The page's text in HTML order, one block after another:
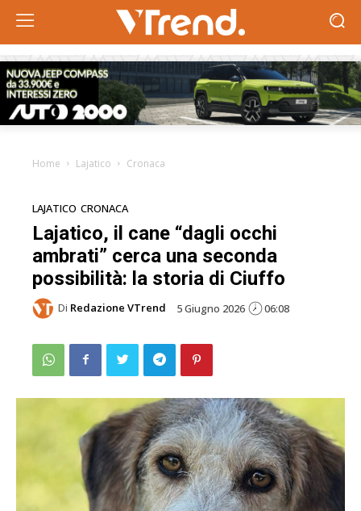
Home Lajatico Cronaca
LAJATICO CRONACA
Lajatico, il cane “dagli occhi
ambrati” cerca una seconda
possibilità: la storia di Ciuffo
Di Redazione VTrend 5 Giugno 2026 06:08